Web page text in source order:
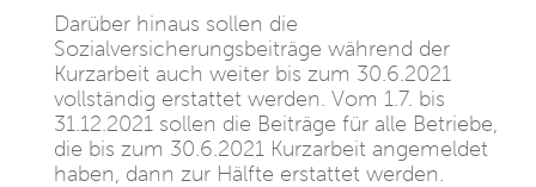
Darüber hinaus sollen die
Sozialversicherungsbeiträge während der
Kurzarbeit auch weiter bis zum 30.6.2021
vollständig erstattet werden. Vom 1.7. bis
31.12.2021 sollen die Beiträge für alle Betriebe,
die bis zum 30.6.2021 Kurzarbeit angemeldet
haben, dann zur Hälfte erstattet werden.